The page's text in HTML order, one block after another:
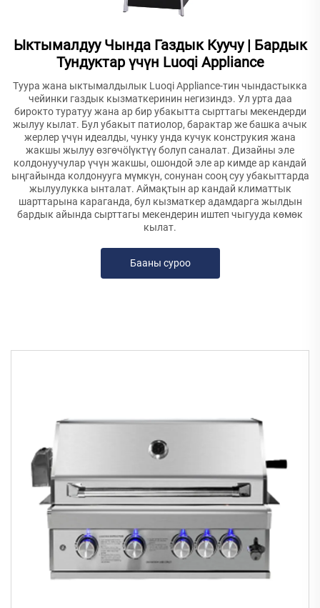
Ыктымалдуу Чында Газдык Куучу | Бардык
Тундуктар үчүн Luoqi Appliance
Туура жана ыктымалдылык Luoqi Appliance-тин чындастыкка
чейинки газдык кызматкеринин негизиндэ. Ул урта даа
бирокто туратуу жана ар бир убакытта сырттагы мекендерди
жылуу кылат. Бул убакыт патиолор, барактар же башка ачык
жерлер үчүн идеалды, чунку унда кучук конструкия жана
жакшы жылуу өзгөчölүктүү болуп саналат. Дизайны эле
колдонуучулар үчүн жакшы, ошондой эле ар кимде ар кандай
ыңгайында колдонууга мүмкүн, сонунан сооң суу убакыттарда
жылуулукка ынталат. Аймақтын ар кандай климаттык
шарттарына караганда, бул кызматкер адамдарга жылдын
бардык айында сырттагы мекендерин иштеп чыгууда көмөк
кылат.
Бааны суроо